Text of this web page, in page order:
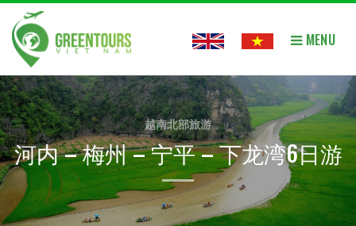
MENU
越南北部旅游
河内 – 梅州 – 宁平 – 下龙湾6日游